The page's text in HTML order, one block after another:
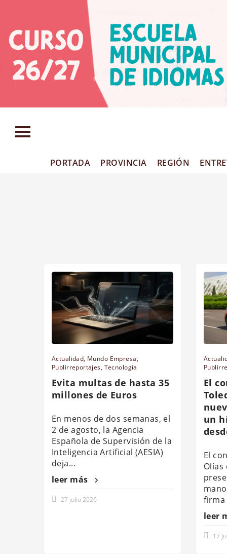
PORTADA PROVINCIA REGIÓN
Actualidad, Mundo Empresa,
Publirreportajes, Tecnología
Evita multas de hasta 35
millones de Euros
En menos de dos semanas, el
2 de agosto, la Agencia
Española de Supervisión de la
Inteligencia Artificial (AESIA)
deja...
leer más
27 julio 2026
El
un
El
Olías
firma
leer
17